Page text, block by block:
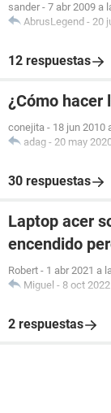
sander - 7 abr 2009 a
AbrusLegend - 20
12 respuestas
¿Cómo hacer
conejita - 18 jun 2010
adag - 20 may
30 respuestas
Laptop acer
encendido
Robert - 1 abr 2021 a
Miguel - 8 oct
2 respuestas